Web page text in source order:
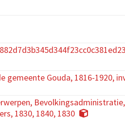
Gouda, 1816-1920,
1830, 1840, 1830